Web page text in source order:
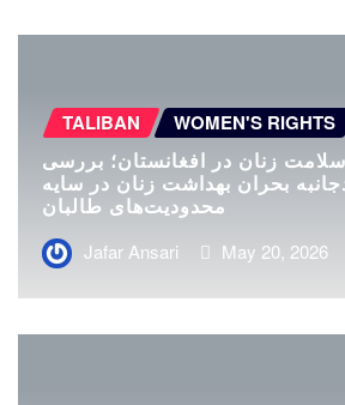
TALIBAN WOMEN'S RIGHTS
زنان در افغانستان؛ بررسی
بحران بهداشت زنان در سایه
محدودیت‌های طالبان
Jafar Ansari May 20, 2026